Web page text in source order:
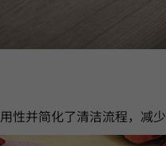
性并简化了清洁流程，减少